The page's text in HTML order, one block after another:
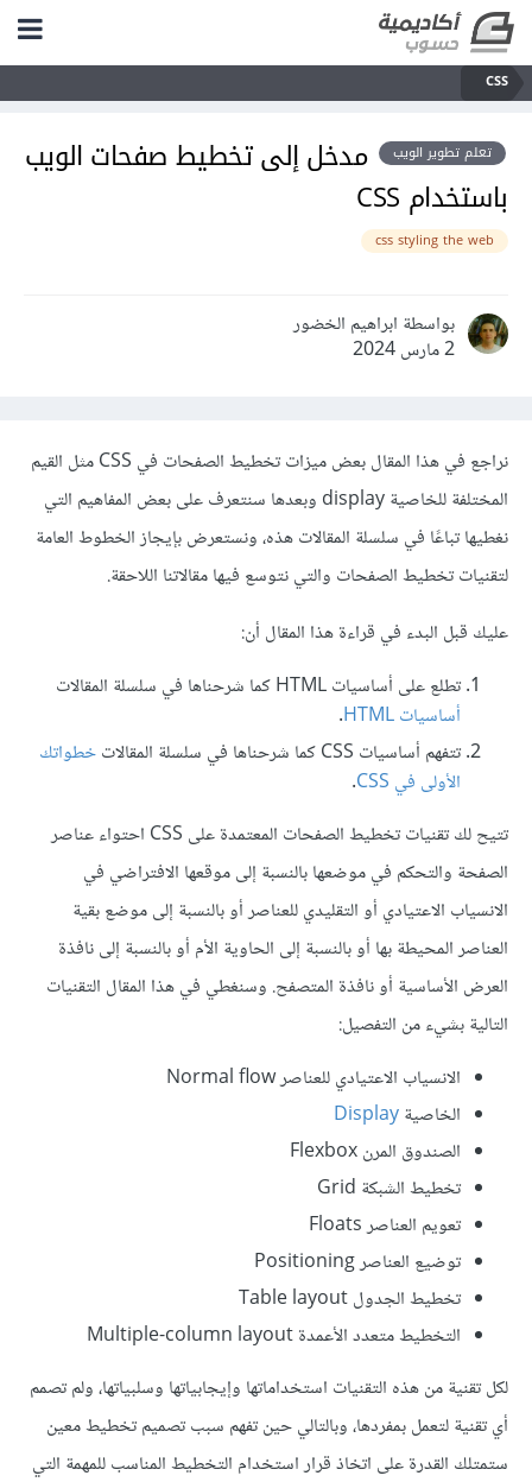
CSS
تعلم تطوير الويب
مدخل إلى تخطيط صفحات الويب
باستخدام CSS
css styling the web
بواسطة ابراهيم الخضور
2 مارس 2024
نراجع في هذا المقال بعض ميزات تخطيط الصفحات في CSS مثل القيم
المختلفة للخاصية display وبعدها سنتعرف على بعض المفاهيم التي
نغطيها تباعًا في سلسلة المقالات هذه، ونستعرض بإيجاز الخطوط العامة
لتقنيات تخطيط الصفحات والتي نتوسع فيها مقالاتنا اللاحقة.
عليك قبل البدء في قراءة هذا المقال أن:
تطلع على أساسيات HTML كما شرحناها في سلسلة المقالات
أساسيات HTML
.
تتفهم أساسيات CSS كما شرحناها في سلسلة المقالات
خطواتك
الأولى في CSS
.
تتيح لك تقنيات تخطيط الصفحات المعتمدة على CSS احتواء عناصر
الصفحة والتحكم في موضعها بالنسبة إلى موقعها الافتراضي في
الانسياب الاعتيادي أو التقليدي للعناصر أو بالنسبة إلى موضع بقية
العناصر المحيطة بها أو بالنسبة إلى الحاوية الأم أو بالنسبة إلى نافذة
العرض الأساسية أو نافذة المتصفح. وسنغطي في هذا المقال التقنيات
التالية بشيء من التفصيل:
الانسياب الاعتيادي للعناصر Normal flow
الخاصيةDisplay
الصندوق المرن Flexbox
تخطيط الشبكة Grid
تعويم العناصر Floats
توضيع العناصر Positioning
تخطيط الجدول Table layout
التخطيط متعدد الأعمدة Multiple-column layout
لكل تقنية من هذه التقنيات استخداماتها وإيجابياتها وسلبياتها، ولم تصمم
أي تقنية لتعمل بمفردها، وبالتالي حين تفهم سبب تصميم تخطيط معين
ستمتلك القدرة على اتخاذ قرار استخدام التخطيط المناسب للمهمة التي